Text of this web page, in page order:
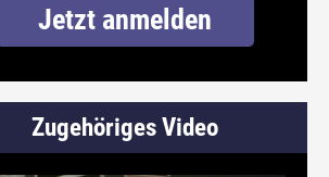
Jetzt anmelden
Zugehöriges Video